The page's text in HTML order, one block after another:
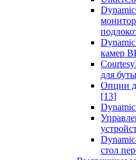
камер
для
Опции
[13]
стол